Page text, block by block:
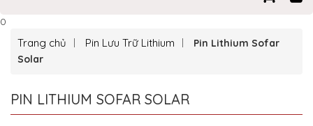
0
Trang chủ Pin Lưu Trữ Lithium
Pin Lithium Sofar
Solar
PIN LITHIUM SOFAR SOLAR